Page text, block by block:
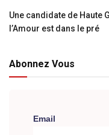
Une candidate de Haute
l’Amour est dans le pré
Abonnez Vous
Email